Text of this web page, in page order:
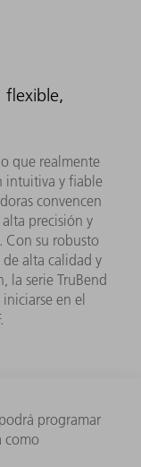
flexible,
que realmente
intuitiva y fiable
convencen
precisión y
Con su robusto
alta calidad y
la serie TruBend
en el
programar
como